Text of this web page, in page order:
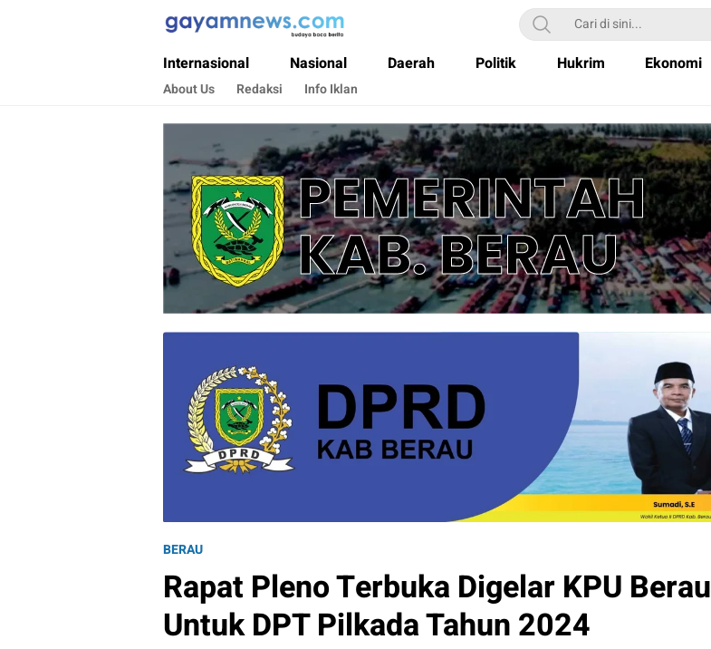
Gayamnews.com
Budaya Baca Berita
Internasional Nasional Daerah Politik Hukrim Ekonomi
About Us Redaksi Info Iklan
BERAU
Rapat Pleno Terbuka Digelar KPU Berau
Untuk DPT Pilkada Tahun 2024